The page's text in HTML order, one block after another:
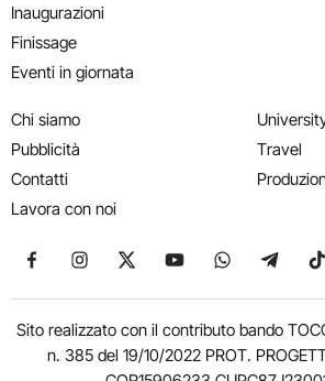
Inaugurazioni
Finissage
Eventi in giornata
Chi siamo
Pubblicità
Contatti
Lavora con noi
Travel
Seguici su Facebook
Seguici su Instagram
Seguici su X
Seguici su YouTube
Seguici su
Seguici
Sito realizzato con il contributo bando
n. 385 del 19/10/2022 PROT.